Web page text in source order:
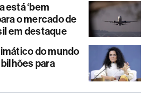
está ‘bem
o mercado de
em destaque
do mundo
para